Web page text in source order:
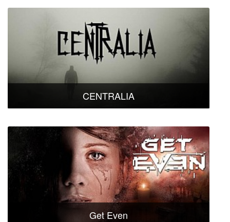
CENTRALIA
Get Even